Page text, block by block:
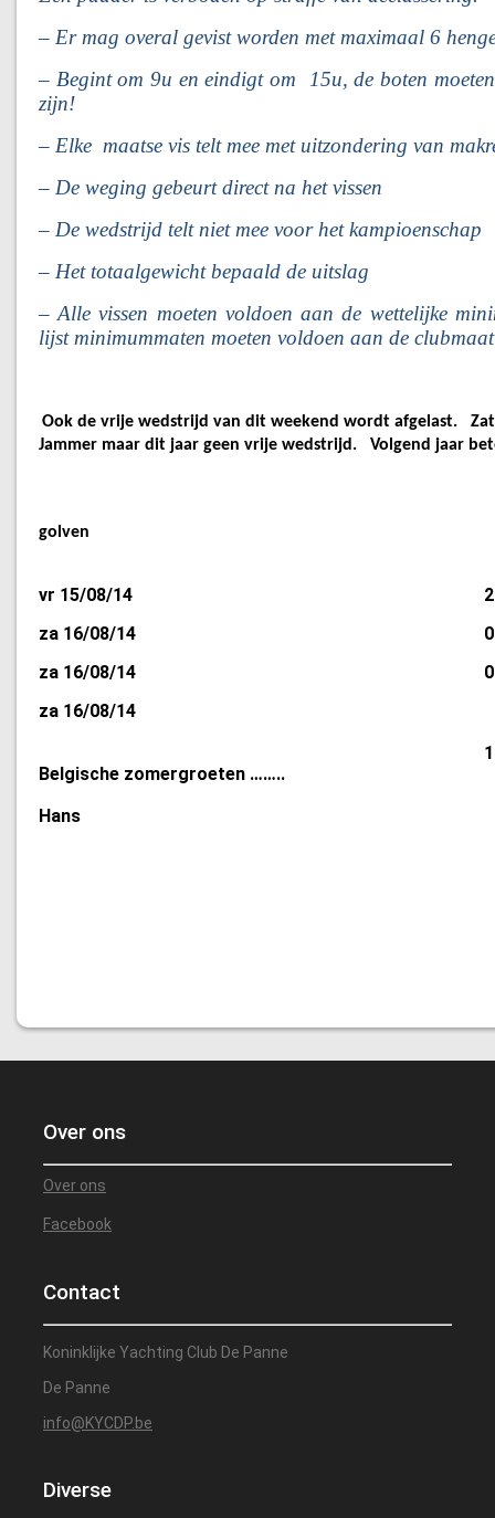
– Er mag overal gevist worden met maximaal 6
– Begint om 9u en eindigt om 15u, de boten
zijn!
– Elke maatse vis telt mee met uitzondering van
– De weging gebeurt direct na het vissen
– De wedstrijd telt niet mee voor het kampioenschap
– Het totaalgewicht bepaald de uitslag
– Alle vissen moeten voldoen aan de wettelijke
lijst minimummaten moeten voldoen aan de
Ook de vrije wedstrijd van dit weekend wordt afgelast.
Jammer maar dit jaar geen vrije wedstrijd. Volgend jaar
golven
vr 15/08/14
za 16/08/14
za 16/08/14
za 16/08/14
Belgische zomergroeten ……..
Hans
Over ons
Over ons
Facebook
Contact
Koninklijke Yachting Club De Panne
De Panne
info@KYCDP.be
Diverse